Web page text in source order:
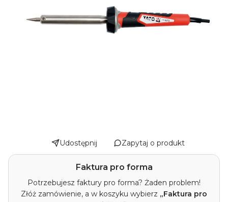
Udostępnij Zapytaj o produkt
Faktura pro forma
Potrzebujesz faktury pro forma? Żaden problem!
Złóż zamówienie, a w koszyku wybierz „Faktura pro